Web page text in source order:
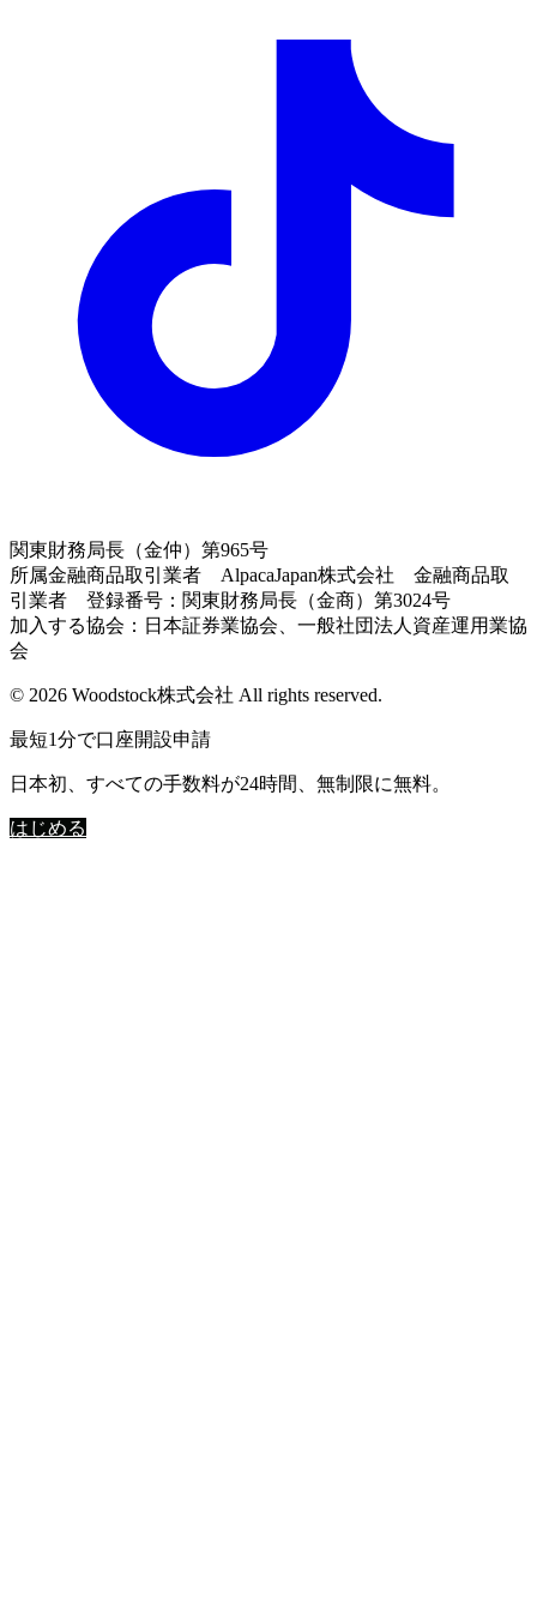
関東財務局長（金仲）第965号
所属金融商品取引業者 AlpacaJapan株式会社 金融商品取
引業者 登録番号：関東財務局長（金商）第3024号
加入する協会：日本証券業協会、一般社団法人資産運用業協
会
© 2026 Woodstock株式会社 All rights reserved.
最短1分で口座開設申請
日本初、すべての手数料が24時間、無制限に無料。
はじめる